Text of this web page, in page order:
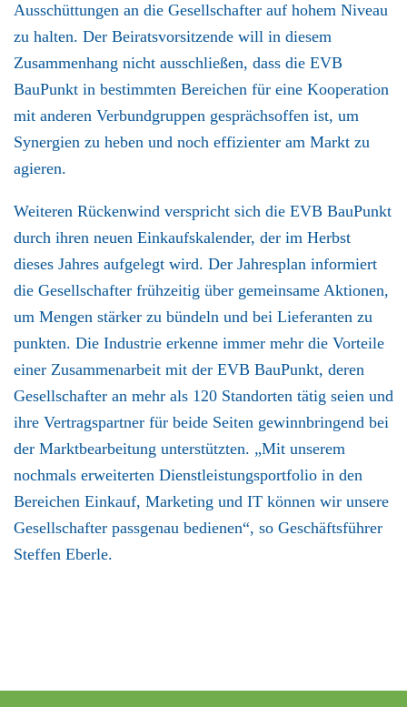
Ausschüttungen an die Gesellschafter auf hohem Niveau
zu halten. Der Beiratsvorsitzende will in diesem
Zusammenhang nicht ausschließen, dass die EVB
BauPunkt in bestimmten Bereichen für eine Kooperation
mit anderen Verbundgruppen gesprächsoffen ist, um
Synergien zu heben und noch effizienter am Markt zu
agieren.
Weiteren Rückenwind verspricht sich die EVB BauPunkt
durch ihren neuen Einkaufskalender, der im Herbst
dieses Jahres aufgelegt wird. Der Jahresplan informiert
die Gesellschafter frühzeitig über gemeinsame Aktionen,
um Mengen stärker zu bündeln und bei Lieferanten zu
punkten. Die Industrie erkenne immer mehr die Vorteile
einer Zusammenarbeit mit der EVB BauPunkt, deren
Gesellschafter an mehr als 120 Standorten tätig seien und
ihre Vertragspartner für beide Seiten gewinnbringend bei
der Marktbearbeitung unterstützten. „Mit unserem
nochmals erweiterten Dienstleistungsportfolio in den
Bereichen Einkauf, Marketing und IT können wir unsere
Gesellschafter passgenau bedienen“, so Geschäftsführer
Steffen Eberle.